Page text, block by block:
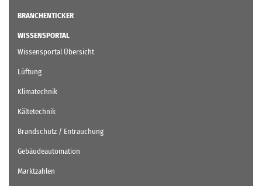
BRANCHENTICKER
WISSENSPORTAL
Wissensportal Übersicht
Lüftung
Klimatechnik
Kältetechnik
Brandschutz / Entrauchung
Gebäudeautomation
Marktzahlen